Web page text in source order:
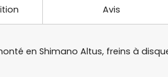
Avis
en Shimano Altus, freins à